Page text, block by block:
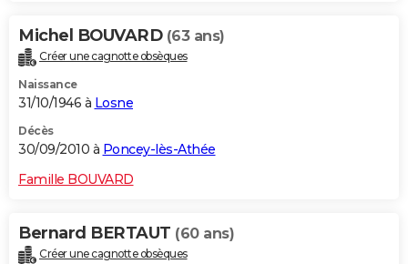
Michel BOUVARD (63 ans)
Créer une cagnotte obsèques
Naissance
31/10/1946 à Losne
Décès
30/09/2010 à Poncey-lès-Athée
Famille BOUVARD
Bernard BERTAUT (60 ans)
Créer une cagnotte obsèques